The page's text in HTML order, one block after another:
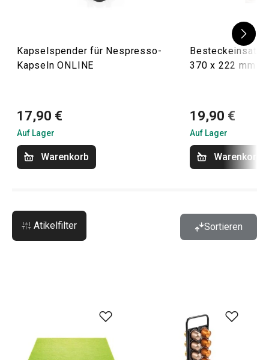
Kapselspender für Nespresso-
Kapseln ONLINE
17,90 €
Auf Lager
Warenkorb
Besteckeinsatz
370 x 222 mm
19,90 €
Auf Lager
Warenkorb
Atikelfilter Sortieren